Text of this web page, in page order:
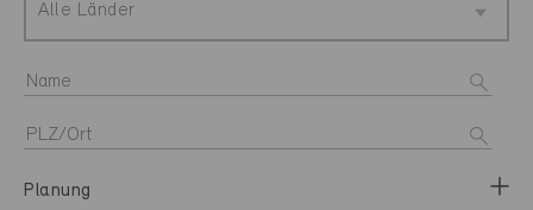
Alle Länder
Planung